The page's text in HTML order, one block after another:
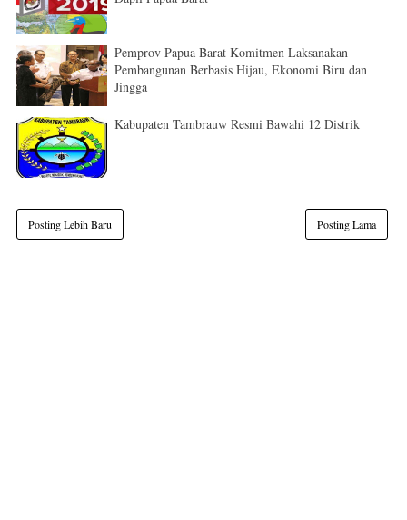
Pemprov Papua Barat Komitmen Laksanakan
Pembangunan Berbasis Hijau, Ekonomi Biru dan
Jingga
Kabupaten Tambrauw Resmi Bawahi 12 Distrik
Posting Lebih Baru Posting Lama